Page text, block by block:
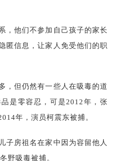
，他们不参加自己孩子的家长
匿信息，让家人免受他们的职
，但仍然有一些人在吸毒的道
是零容忍，可是2012年，张
年，演员柯震东被捕。
子房祖名在家中因为容留他人
野吸毒被捕。